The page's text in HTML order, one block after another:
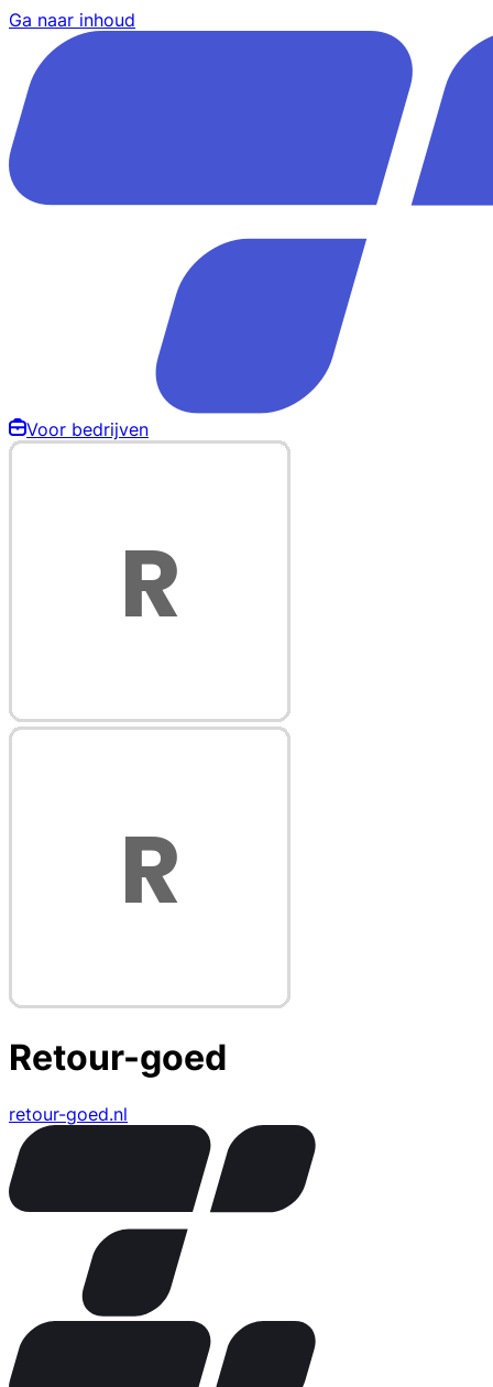
Ga naar inhoud
Voor bedrijven
Retour-goed
retour-goed.nl